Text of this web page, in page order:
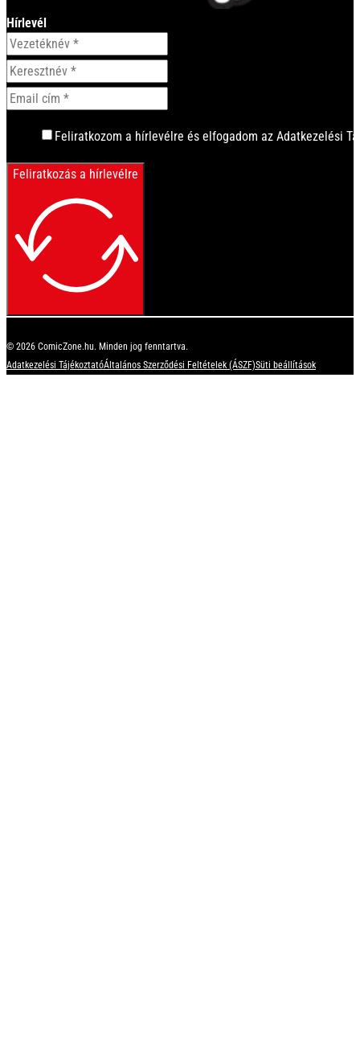
Hírlevél
Feliratkozom a hírlevélre és elfogadom az Adatkezelési
Feliratkozás a hírlevélre
© 2026 ComicZone.hu. Minden jog fenntartva.
Adatkezelési TájékoztatóÁltalános Szerződési Feltételek (ÁSZF)Süti beállítások